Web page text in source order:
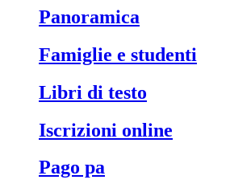
panoramica
famiglie e studenti
libri di testo
iscrizioni online
pago pa